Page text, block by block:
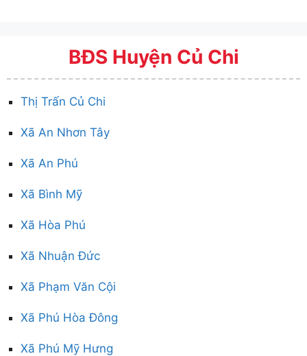
BĐS Huyện Củ Chi
Thị Trấn Củ Chi
Xã An Nhơn Tây
Xã An Phú
Xã Bình Mỹ
Xã Hòa Phú
Xã Nhuận Đức
Xã Phạm Văn Cội
Xã Phú Hòa Đông
Xã Phú Mỹ Hưng